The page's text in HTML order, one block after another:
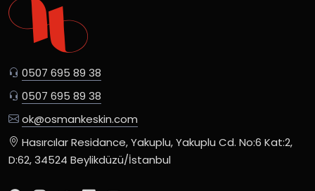
0507 695 89 38
0507 695 89 38
ok@osmankeskin.com
Hasırcılar Residance, Yakuplu, Yakuplu Cd. No:6 Kat:2,
D:62, 34524 Beylikdüzü/İstanbul